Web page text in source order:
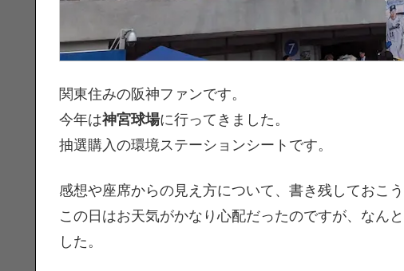
関東住みの阪神ファンです。
今年は神宮球場に行ってきました。
抽選購入の環境ステーションシートです。
感想や座席からの見え方について、書き残しておこう
この日はお天気がかなり心配だったのですが、なん
した。